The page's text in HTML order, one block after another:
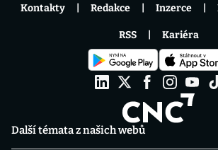
Další témata z našich webů
Kontakty Redakce Inzerce
RSS Kariéra